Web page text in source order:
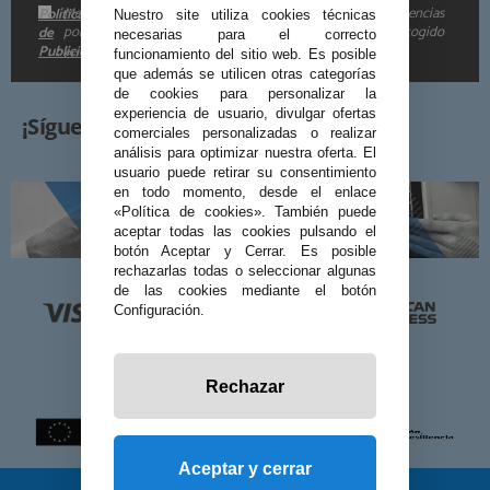
Me gustaría recibir descuentos exclusivos, novedades y tendencias
por e-mail. Puedo darme de baja cuando quiera según lo recogido
en la
Política
de
Publicidad
¡Síguenos!
Nuestro site utiliza cookies técnicas
necesarias para el correcto
funcionamiento del sitio web. Es posible
que además se utilicen otras categorías
de cookies para personalizar la
experiencia de usuario, divulgar ofertas
comerciales personalizadas o realizar
análisis para optimizar nuestra oferta. El
usuario puede retirar su consentimiento
en todo momento, desde el enlace
«Política de cookies». También puede
aceptar todas las cookies pulsando el
botón Aceptar y Cerrar. Es posible
rechazarlas todas o seleccionar algunas
de las cookies mediante el botón
Configuración.
Rechazar
Aceptar y cerrar